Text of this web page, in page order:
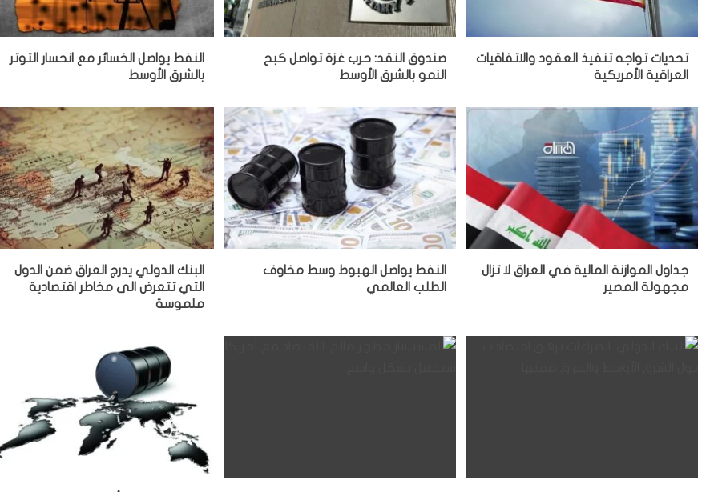
تحديات تواجه تنفيذ العقود والاتفاقيات
العراقية الأمريكية
صندوق النقد: حرب غزة تواصل كبح
النمو بالشرق الأوسط
النفط يواصل الخسائر مع انحسار التوتر
بالشرق الأوسط
جداول الموازنة المالية في العراق لا تزال
مجهولة المصير
النفط يواصل الهبوط وسط مخاوف
الطلب العالمي
البنك الدولي يدرج العراق ضمن الدول
التي تتعرض الى مخاطر اقتصادية
ملموسة